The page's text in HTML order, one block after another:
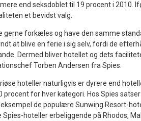
end seksdoblet til 19 procent i 2010.
et bevidst valg.
gerne forkæles og have den samme
at blive en ferie i sig selv, fordi de
Dermed bliver hotellet og dets
Torben Andersen fra Spies.
hoteller naturligvis er dyrere end
procent for hver kategori. Hos Spies
de populære Sunwing Resort-
hoteller erbeliggende på Rhodos,